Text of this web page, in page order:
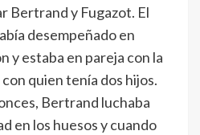
Bertrand y Fugazot. El
desempeñado en
y estaba en pareja con la
quien tenía dos hijos.
Bertrand luchaba
en los huesos y cuando